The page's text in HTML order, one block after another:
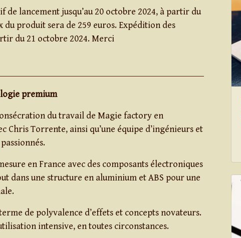
de lancement jusqu’au 20 octobre 2024, à partir du
du produit sera de 259 euros. Expédition des
du 21 octobre 2024. Merci
premium
du travail de Magie factory en
Chris Torrente, ainsi qu’une équipe d’ingénieurs et
en France avec des composants électroniques
dans une structure en aluminium et ABS pour une
de polyvalence d’effets et concepts novateurs.
intensive, en toutes circonstances.